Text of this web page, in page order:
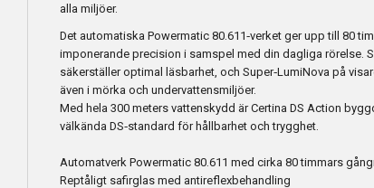
alla miljöer.
Det automatiska Powermatic 80.611‑verket ger upp till 80
imponerande precision i samspel med din dagliga rörelse.
säkerställer optimal läsbarhet, och Super‑LumiNova på
även i mörka och undervattensmiljöer.
Med hela 300 meters vattenskydd är Certina DS Action
välkända DS‑standard för hållbarhet och trygghet.
Automatverk Powermatic 80.611 med cirka 80 timmars
Reptåligt safirglas med antireflexbehandling